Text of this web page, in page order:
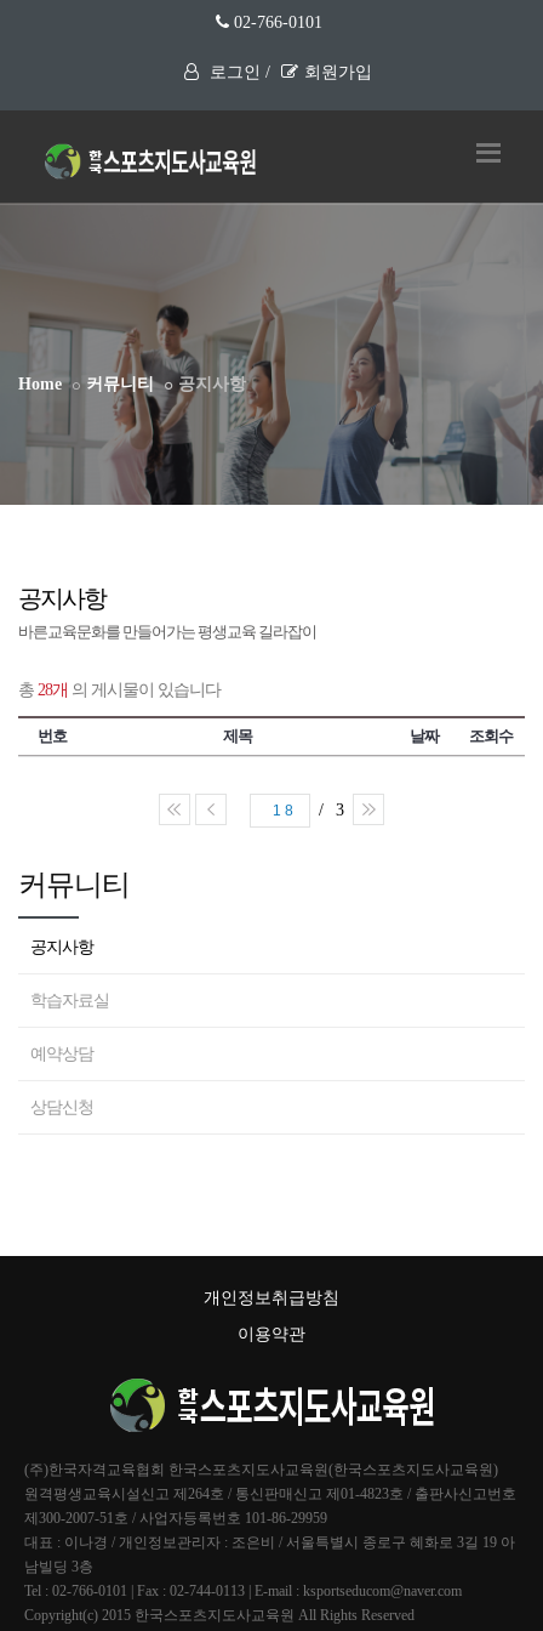
02-766-0101
로그인 / 회원가입
Home 커뮤니티 공지사항
공지사항
바른교육문화를 만들어가는 평생교육 길라잡이
총 28개 의 게시물이 있습니다
번호 제목 날짜 조회수
18 / 3
커뮤니티
공지사항
학습자료실
예약상담
상담신청
개인정보취급방침
이용약관
(주)한국자격교육협회 한국스포츠지도사교육원(한국스포츠지도사교육원)
원격평생교육시설신고 제264호 / 통신판매신고 제01-4823호 / 출판사신고번호
제300-2007-51호 / 사업자등록번호 101-86-29959
대표 : 이나경 / 개인정보관리자 : 조은비 / 서울특별시 종로구 혜화로 3길 19 아
남빌딩 3층
Tel : 02-766-0101 | Fax : 02-744-0113 | E-mail : ksportseducom@naver.com
Copyright(c) 2015 한국스포츠지도사교육원 All Rights Reserved